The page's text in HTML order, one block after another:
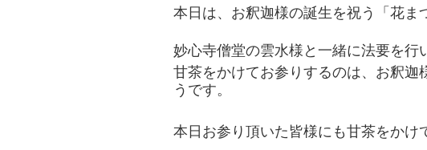
本日は、お釈迦様の誕生を祝う「花
妙心寺僧堂の雲水様と一緒に法要を行
甘茶をかけてお参りするのは、お釈迦
うです。
本日お参り頂いた皆様にも甘茶をかけ